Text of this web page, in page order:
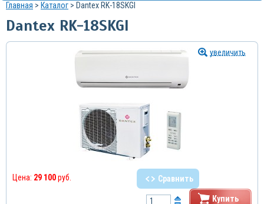
Главная > Каталог > Dantex RK-18SKGI
Dantex RK-18SKGI
увеличить
Цена: 29 100руб. Сравнить
Купить